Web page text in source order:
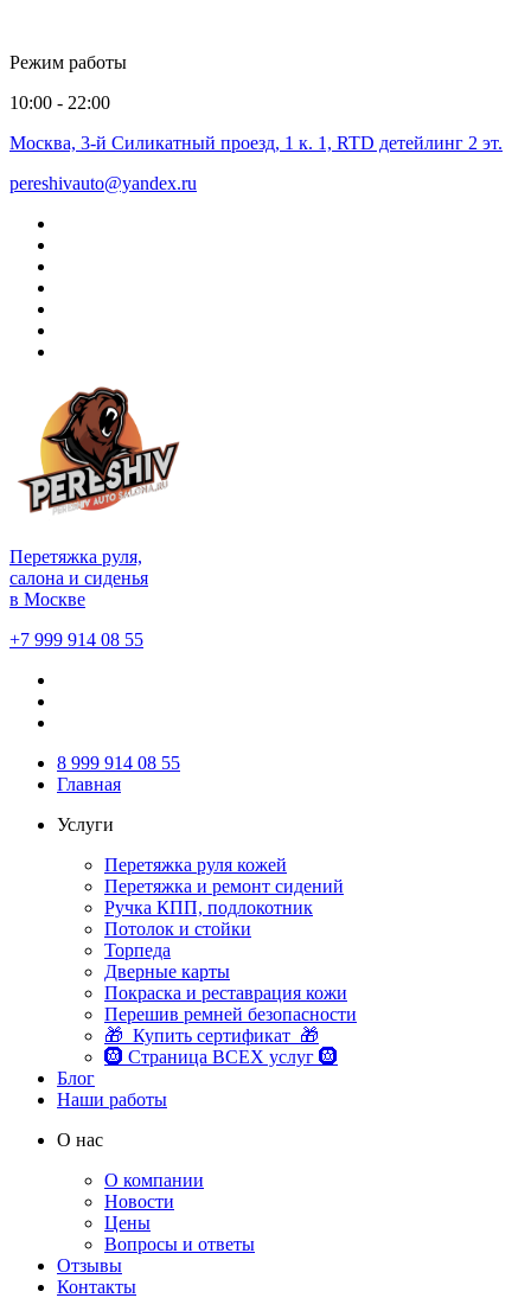
Режим работы
10:00 - 22:00
Москва, 3-й Силикатный проезд, 1 к. 1, RTD детейлинг 2 эт.
pereshivauto@yandex.ru
Перетяжка руля,
салона и сиденья
в Москве
+7 999 914 08 55
8 999 914 08 55
Главная
Услуги
Перетяжка руля кожей
Перетяжка и ремонт сидений
Ручка КПП, подлокотник
Потолок и стойки
Торпеда
Дверные карты
Покраска и реставрация кожи
Перешив ремней безопасности
🎁 Купить сертификат 🎁
🛞 Страница ВСЕХ услуг 🛞
Блог
Наши работы
О нас
О компании
Новости
Цены
Вопросы и ответы
Отзывы
Контакты